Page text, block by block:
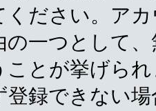
ください。ア
の一つとして
ことが挙げら
登録できない